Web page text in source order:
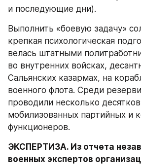
и последующие дни).
Выполнить «боевую задачу»
крепкая психологическая
велась штатными
во внутренних войсках,
Сальянских казармах, на
военного флота. Среди
проводили несколько десятков
мобилизованных партийных и
функционеров.
ЭКСПЕРТИЗА. Из отчета